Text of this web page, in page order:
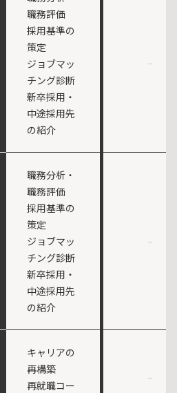
職務評価
採用基準の
策定
ジョブマッ
チング診断
新卒採用・
中途採用先
の紹介
–
職務分析・
職務評価
採用基準の
策定
ジョブマッ
チング診断
新卒採用・
中途採用先
の紹介
–
キャリアの
再構築
再就職コー
–